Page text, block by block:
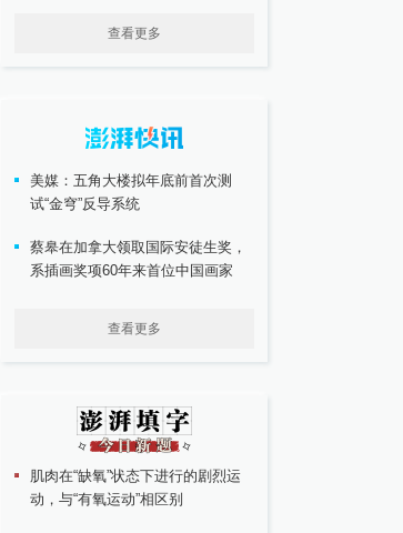
查看更多
美媒：五角大楼拟年底前首次测
试“金穹”反导系统
蔡皋在加拿大领取国际安徒生奖，
系插画奖项60年来首位中国画家
查看更多
肌肉在“缺氧”状态下进行的剧烈运
动，与“有氧运动”相区别